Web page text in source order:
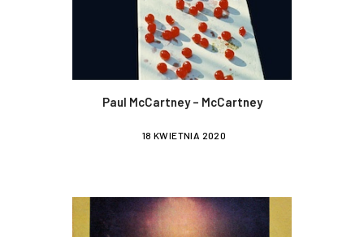
Paul McCartney – McCartney
18 KWIETNIA 2020